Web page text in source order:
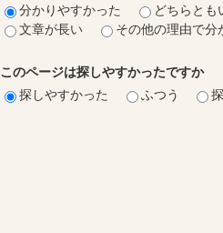
分かりやすかった
どちらとも
文章が長い
その他の理由で分
このページは探しやすかったですか
探しやすかった
ふつう